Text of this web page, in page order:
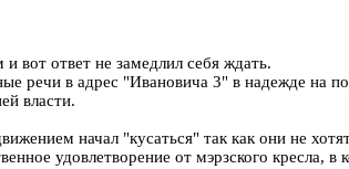
вот ответ не замедлил себя ждать.
речи в адрес "Ивановича 3" в надежде
власти.
начал "кусаться" так как они не
удовлетворение от мэрзского кресла,